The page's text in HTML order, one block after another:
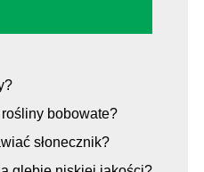
bobowate?
słonecznik?